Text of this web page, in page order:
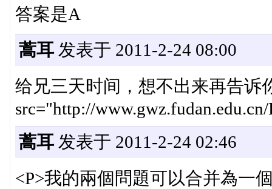
答案是A
蒿耳发表于 2011-2-24 08:00
给兄三天时间，想不出来再告诉
src="http://
蒿耳发表于 2011-2-24 02:46
<P>我的兩個問題可以合并為一